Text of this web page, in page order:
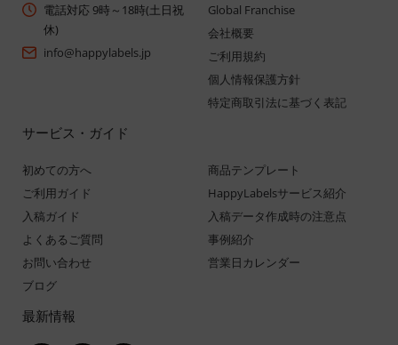
電話対応 9時～18時(土日祝
休)
info@happylabels.jp
Global Franchise
会社概要
ご利用規約
個人情報保護方針
特定商取引法に基づく表記
サービス・ガイド
初めての方へ
ご利用ガイド
入稿ガイド
よくあるご質問
お問い合わせ
ブログ
商品テンプレート
HappyLabelsサービス紹介
入稿データ作成時の注意点
事例紹介
営業日カレンダー
最新情報